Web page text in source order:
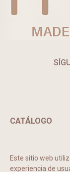
CATÁLOGO
Este sitio web
experiencia de